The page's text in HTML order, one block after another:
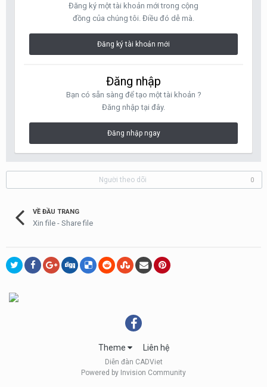
Đăng ký một tài khoản mới trong cộng
đồng của chúng tôi. Điều đó dễ mà.
Đăng ký tài khoản mới
Đăng nhập
Bạn có sẵn sàng để tạo một tài khoản ?
Đăng nhập tại đây.
Đăng nhập ngay
Người theo dõi 0
VỀ ĐẦU TRANG
Xin file - Share file
Theme Liên hệ
Diễn đàn CADViet
Powered by Invision Community